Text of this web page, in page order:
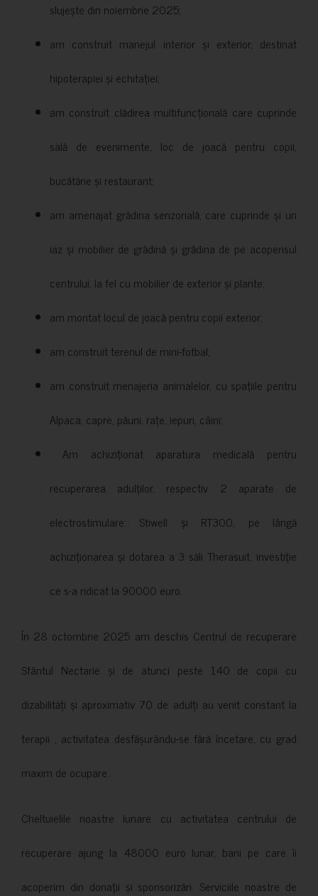
slujește din noiembrie 2025;
am construit manejul interior și exterior, destinat
hipoterapiei și echitației;
am construit clădirea multifuncțională care cuprinde
sală de evenimente, loc de joacă pentru copii,
bucătărie și restaurant;
am amenajat grădina senzorială, care cuprinde și un
iaz și mobilier de grădină și grădina de pe acoperisul
centrului, la fel cu mobilier de exterior și plante;
am montat locul de joacă pentru copii exterior;
am construit terenul de mini-fotbal;
am construit menajeria animalelor, cu spațiile pentru
Alpaca, capre, păuni, rațe, iepuri, câini;
Am achiziționat aparatura medicală pentru
recuperarea adulților, respectiv 2 aparate de
electrostimulare: Stiwell și RT300, pe lângă
achiziționarea și dotarea a 3 săli Therasuit, investiție
ce s-a ridicat la 90000 euro.
În 28 octombrie 2025 am deschis Centrul de recuperare
Sfântul Nectarie și de atunci peste 140 de copii cu
dizabilități și aproximativ 70 de adulți au venit constant la
terapii , activitatea desfășurându-se fără încetare, cu grad
maxim de ocupare.
Cheltuielile noastre lunare cu activitatea centrului de
recuperare ajung la 48000 euro lunar, bani pe care îi
acoperim din donații și sponsorizări. Serviciile noastre de